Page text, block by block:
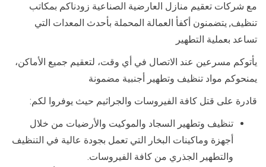
مع شركات تعقيم منازل العارضية الصناعية زودناكم بمكاتب
تنظيف, يتضمنون أكفأ العمالة المحملة بأحدث المعدات التي
تساعد بعملية التطهير
يأتوكم مسرعين عند الاتصال في أي وقت، لتعقيم جميع الأماكن،
يمنحوكم مواد تنظيف وتطهير أجنبية مضمونة
قادرة على قتل كافة الفيروسات والجراثيم حيث يوفروا لكم:
تنظيف وتطهير السجاد والموكيت والأرضيات من خلال
أجهزة وماكينات البخار التي تعمل بجودة عالية في التنظيف
والتطهير الجذري من كافة الفيروسات.